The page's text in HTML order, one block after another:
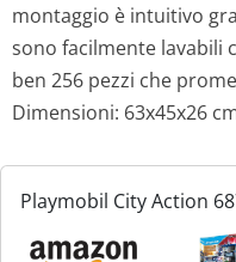
montaggio è intuitivo
sono facilmente lavabili
ben 256 pezzi che
Dimensioni: 63x45x26
Playmobil City Action
with Prison, For